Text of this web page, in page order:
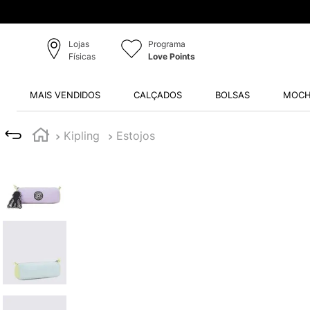
Lojas
Físicas
Programa
Love Points
MAIS VENDIDOS CALÇADOS BOLSAS
Kipling Estojos